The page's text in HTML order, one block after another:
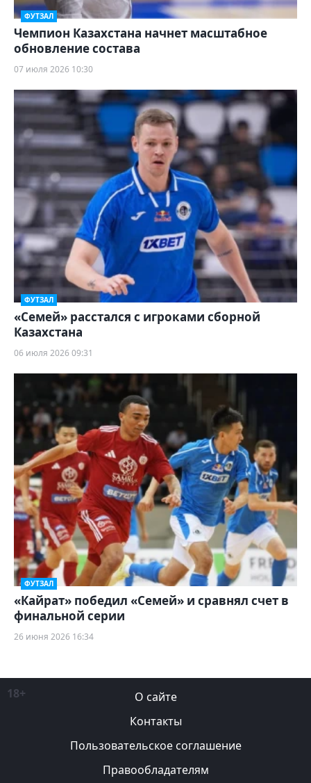
ФУТЗАЛ
Чемпион Казахстана начнет масштабное
обновление состава
07 июля 2026 10:30
ФУТЗАЛ
«Семей» расстался с игроками сборной
Казахстана
06 июля 2026 09:31
ФУТЗАЛ
«Кайрат» победил «Семей» и сравнял счет в
финальной серии
26 июня 2026 16:34
18+
О сайте
Контакты
Пользовательское соглашение
Правообладателям